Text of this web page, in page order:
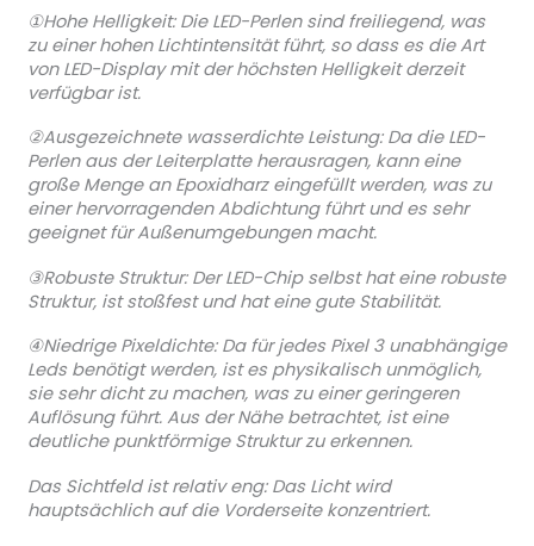
①Hohe Helligkeit: Die LED-Perlen sind freiliegend, was
zu einer hohen Lichtintensität führt, so dass es die Art
von LED-Display mit der höchsten Helligkeit derzeit
verfügbar ist.
②Ausgezeichnete wasserdichte Leistung: Da die LED-
Perlen aus der Leiterplatte herausragen, kann eine
große Menge an Epoxidharz eingefüllt werden, was zu
einer hervorragenden Abdichtung führt und es sehr
geeignet für Außenumgebungen macht.
③Robuste Struktur: Der LED-Chip selbst hat eine robuste
Struktur, ist stoßfest und hat eine gute Stabilität.
④Niedrige Pixeldichte: Da für jedes Pixel 3 unabhängige
Leds benötigt werden, ist es physikalisch unmöglich,
sie sehr dicht zu machen, was zu einer geringeren
Auflösung führt. Aus der Nähe betrachtet, ist eine
deutliche punktförmige Struktur zu erkennen.
Das Sichtfeld ist relativ eng: Das Licht wird
hauptsächlich auf die Vorderseite konzentriert.